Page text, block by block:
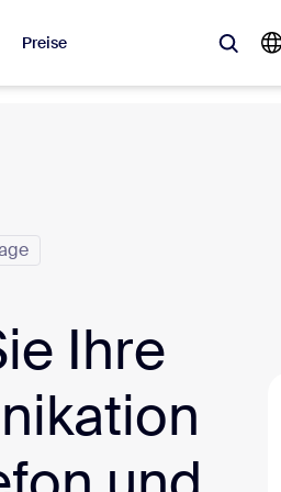
Preise
Center
Ihre